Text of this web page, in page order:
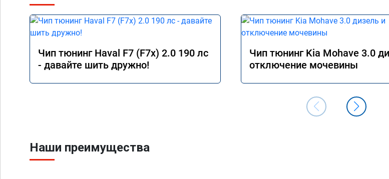
Чип тюнинг Haval F7 (F7x) 2.0 190 лс
- давайте шить дружно!
Чип тюнинг Kia Mohave 3.0
отключение мочевины
Наши преимущества